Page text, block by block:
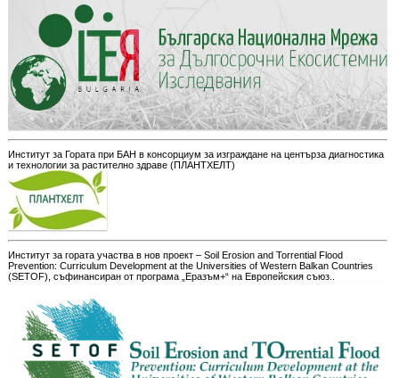
Институт за Гората при БАН в консорциум за изграждане на центърза диагностика
и технологии за растително здраве (ПЛАНТХЕЛТ)
Институт за гората участва в нов проект – Soil Erosion and Torrential Flood
Prevention: Curriculum Development at the Universities of Western Balkan Countries
(SETOF), съфинансиран от програма „Еразъм+“ на Европейския съюз..